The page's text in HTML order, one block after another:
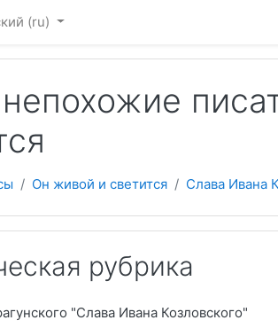
‎(ru)‎
Он живой и светится Слава Ивана
рубрика
"Слава Ивана Козловского"